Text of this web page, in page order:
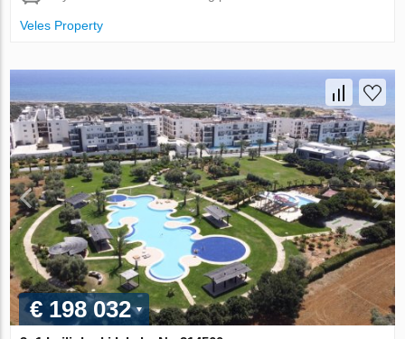
Veles Property
€ 198 032